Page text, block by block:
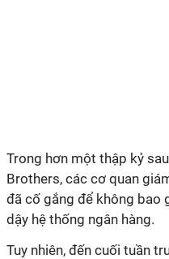
Trong hơn một thập kỷ
Brothers, các cơ quan
đã cố gắng để không bao
dậy hệ thống ngân hàng.
Tuy nhiên, đến cuối tuần